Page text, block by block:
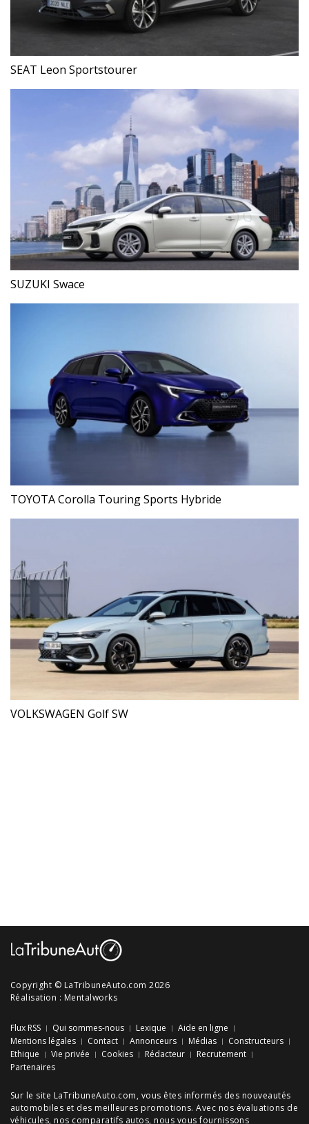
SEAT Leon Sportstourer
SUZUKI Swace
TOYOTA Corolla Touring Sports Hybride
VOLKSWAGEN Golf SW
Copyright © LaTribuneAuto.com 2026
Réalisation : Mentalworks
Flux RSS Qui sommes-nous Lexique
Aide en ligne
Mentions légales
Contact Annonceurs Médias
Constructeurs
Ethique
Vie privée Cookies Rédacteur
Recrutement
Partenaires
Sur le site LaTribuneAuto.com, vous êtes informés des nouveautés
automobiles et des meilleures promotions. Avec nos évaluations de
véhicules, nos comparatifs autos, nous vous fournissons